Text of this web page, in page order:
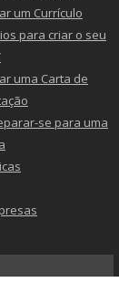
um Currículo
para criar o seu
uma Carta de
se para uma